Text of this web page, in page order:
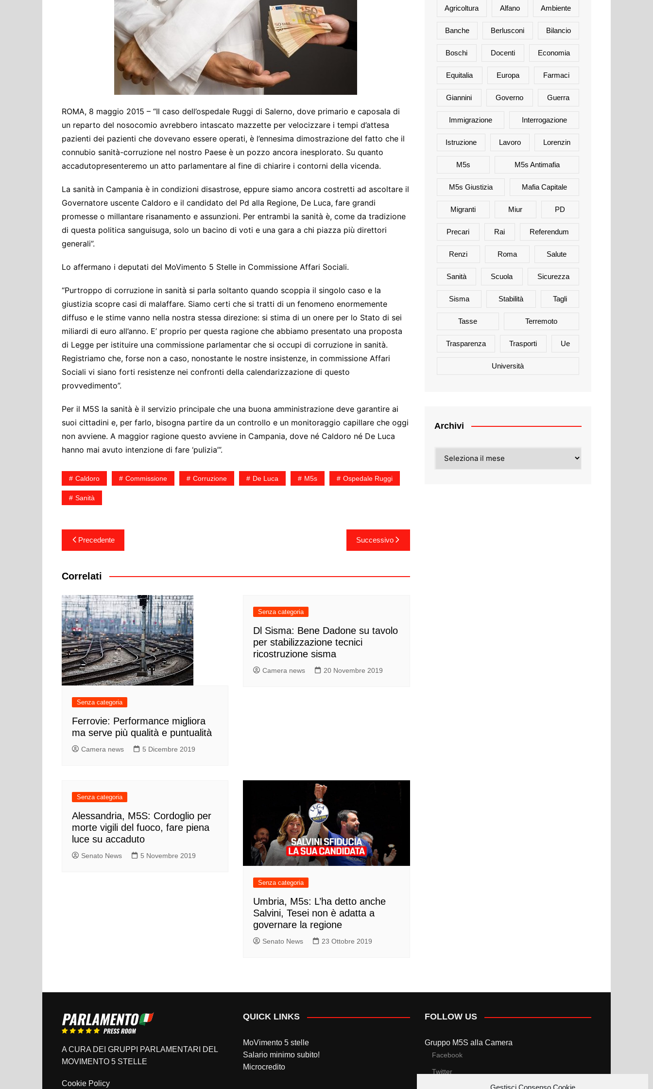
Gestisci Consenso Cookie
Cultura ed Istruzione
Difesa
Finanze e tesoro
Giustizia
Lavori pubblici e Trasporti
Politiche europee
ROMA, 8 maggio 2015 – “Il caso dell’ospedale Ruggi di Salerno, dove primario e caposala di
un reparto del nosocomio avrebbero intascato mazzette per velocizzare i tempi d’attesa
pazienti dei pazienti che dovevano essere operati, è l’ennesima dimostrazione del fatto che il
connubio sanità-corruzione nel nostro Paese è un pozzo ancora inesplorato. Su quanto
accadutopresenteremo un atto parlamentare al fine di chiarire i contorni della vicenda.
La sanità in Campania è in condizioni disastrose, eppure siamo ancora costretti ad ascoltare il
Governatore uscente Caldoro e il candidato del Pd alla Regione, De Luca, fare grandi
promesse o millantare risanamento e assunzioni. Per entrambi la sanità è, come da tradizione
di questa politica sanguisuga, solo un bacino di voti e una gara a chi piazza più direttori
generali”.
Lo affermano i deputati del MoVimento 5 Stelle in Commissione Affari Sociali.
“Purtroppo di corruzione in sanità si parla soltanto quando scoppia il singolo caso e la
giustizia scopre casi di malaffare. Siamo certi che si tratti di un fenomeno enormemente
diffuso e le stime vanno nella nostra stessa direzione: si stima di un onere per lo Stato di sei
miliardi di euro all’anno. E’ proprio per questa ragione che abbiamo presentato una proposta
di Legge per istituire una commissione parlamentar che si occupi di corruzione in sanità.
Registriamo che, forse non a caso, nonostante le nostre insistenze, in commissione Affari
Sociali vi siano forti resistenze nei confronti della calendarizzazione di questo
provvedimento”.
Per il M5S la sanità è il servizio principale che una buona amministrazione deve garantire ai
suoi cittadini e, per farlo, bisogna partire da un controllo e un monitoraggio capillare che oggi
non avviene. A maggior ragione questo avviene in Campania, dove né Caldoro né De Luca
hanno mai avuto intenzione di fare ‘pulizia’”.
Caldoro Commissione Corruzione De Luca M5s Ospedale Ruggi
Sanità
Navigazione
articoli
Precedente Successivo
Correlati
Senza categoria
Ferrovie: Performance migliora
ma serve più qualità e puntualità
Camera news 5 Dicembre 2019
Senza categoria
Dl Sisma: Bene Dadone su tavolo
per stabilizzazione tecnici
ricostruzione sisma
Camera news 20 Novembre 2019
Senza categoria
Alessandria, M5S: Cordoglio per
morte vigili del fuoco, fare piena
luce su accaduto
Senato News 5 Novembre 2019
Senza categoria
Umbria, M5s: L’ha detto anche
Salvini, Tesei non è adatta a
governare la regione
Senato News 23 Ottobre 2019
Agricoltura Alfano Ambiente
Banche Berlusconi Bilancio
Boschi Docenti Economia
Equitalia Europa Farmaci
Giannini Governo Guerra
Immigrazione Interrogazione
Istruzione Lavoro Lorenzin
M5s M5s Antimafia
M5s Giustizia Mafia Capitale
Migranti Miur PD
Precari Rai Referendum
Renzi Roma Salute
Sanità Scuola Sicurezza
Sisma Stabilità Tagli
Tasse Terremoto
Trasparenza Trasporti Ue
Università
Archivi
A CURA DEI GRUPPI PARLAMENTARI DEL
MOVIMENTO 5 STELLE
Cookie Policy
QUICK LINKS
MoVimento 5 stelle
Salario minimo subito!
Microcredito
FOLLOW US
Gruppo M5S alla Camera
Facebook
Twitter